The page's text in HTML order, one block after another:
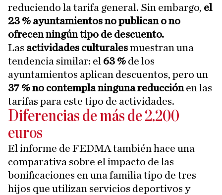
reduciendo la tarifa general. Sin embargo, el
23 % ayuntamientos no publican o no
ofrecen ningún tipo de descuento.
Las actividades culturalesmuestran una
tendencia similar: el 63 % de los
ayuntamientos aplican descuentos, pero un
37 %no contempla ninguna reducciónen las
tarifas para este tipo de actividades.
Diferencias de más de 2.200
euros
El informe de FEDMA también hace una
comparativa sobre el impacto de las
bonificaciones en una familia tipo de tres
hijos que utilizan servicios deportivos y